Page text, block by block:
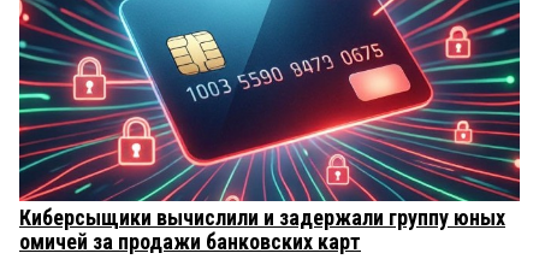
Киберсыщики вычислили и задержали группу юных
омичей за продажи банковских карт